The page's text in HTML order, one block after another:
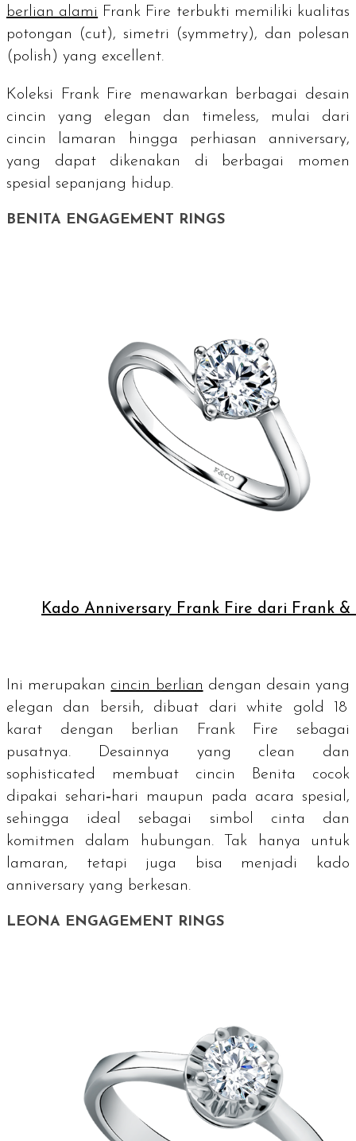
berlian alami Frank Fire terbukti memiliki kualitas
potongan (cut), simetri (symmetry), dan polesan
( polish ) yang excellent.
Koleksi Frank Fire menawarkan berbagai desain
cincin yang elegan dan timeless, mulai dari
cincin lamaran hingga perhiasan anniversary,
yang dapat dikenakan di berbagai momen
spesial sepanjang hidup.
BENITA ENGAGEMENT RINGS
Kado Anniversary Frank Fire dari Frank &
Ini merupakan cincin berlian dengan desain yang
elegan dan bersih, dibuat dariwhite gold 18
karat dengan berlian Frank Fire sebagai
pusatnya. Desainnya yang clean dan
sophisticated membuat cincin Benita cocok
dipakai sehari‑hari maupun pada acara spesial,
sehingga ideal sebagai simbol cinta dan
komitmen dalam hubungan. Tak hanya untuk
lamaran, tetapi juga bisa menjadi kado
anniversary yang berkesan.
LEONA ENGAGEMENT RINGS